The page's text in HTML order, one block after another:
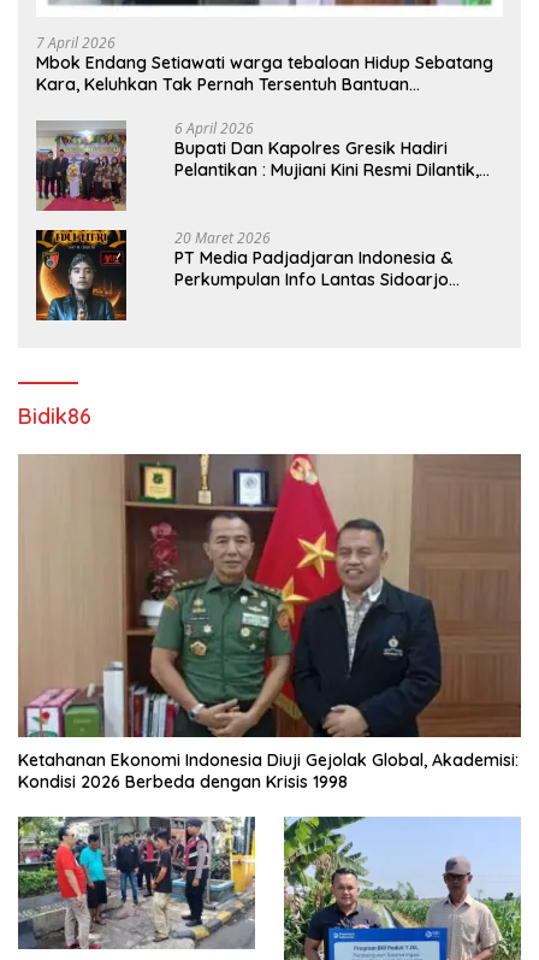
7 April 2026
Mbok Endang Setiawati warga tebaloan Hidup Sebatang
Kara, Keluhkan Tak Pernah Tersentuh Bantuan
6 April 2026
​Bupati Dan Kapolres Gresik Hadiri
Pelantikan : Mujiani Kini Resmi Dilantik,
20 Maret 2026
PT Media Padjadjaran Indonesia &
Perkumpulan Info Lantas Sidoarjo
Bidik86
Ketahanan Ekonomi Indonesia Diuji Gejolak Global, Akademisi:
Kondisi 2026 Berbeda dengan Krisis 1998